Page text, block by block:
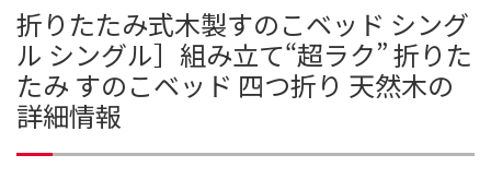
折りたたみ式木製すのこベッド シング
ル シングル］組み立て“超ラク” 折りた
たみ すのこベッド 四つ折り 天然木の
詳細情報